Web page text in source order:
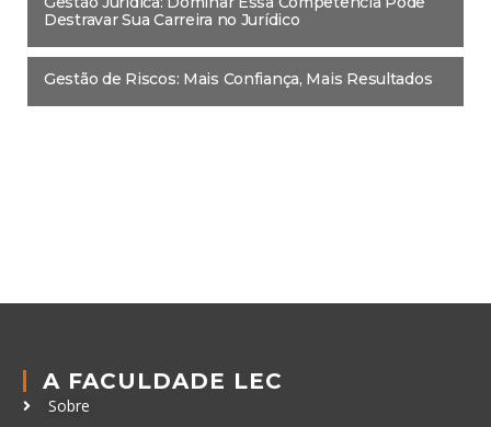
Destravar Sua Carreira no Jurídico
Gestão de Riscos: Mais Confiança, Mais Resultados
A FACULDADE LEC
Sobre